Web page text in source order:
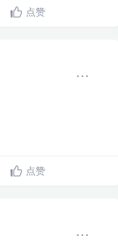
点赞
点赞